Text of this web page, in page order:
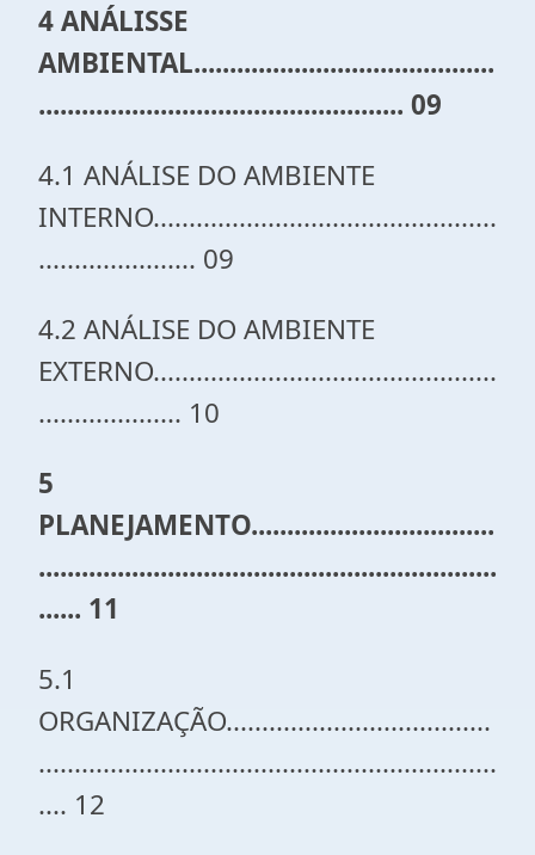
4 ANÁLISSE
AMBIENTAL..........................................
................................................... 09
4.1 ANÁLISE DO AMBIENTE
INTERNO................................................
...................... 09
4.2 ANÁLISE DO AMBIENTE
EXTERNO................................................
.................... 10
5
PLANEJAMENTO..................................
................................................................
...... 11
5.1
ORGANIZAÇÃO.....................................
................................................................
.... 12